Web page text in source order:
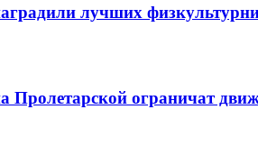
лучших
Пролетарской ограничат